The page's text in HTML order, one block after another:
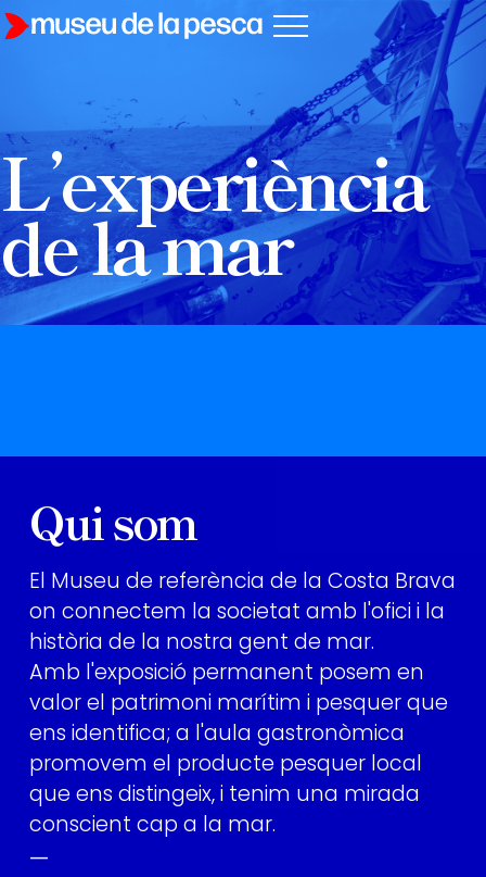
L’experiència
de la mar
Qui som
El Museu de referència de la Costa Brava
on connectem la societat amb l'ofici i la
història de la nostra gent de mar.
Amb l'exposició permanent posem en
valor el patrimoni marítim i pesquer que
ens identifica; a l'aula gastronòmica
promovem el producte pesquer local
que ens distingeix, i tenim una mirada
conscient cap a la mar.
—